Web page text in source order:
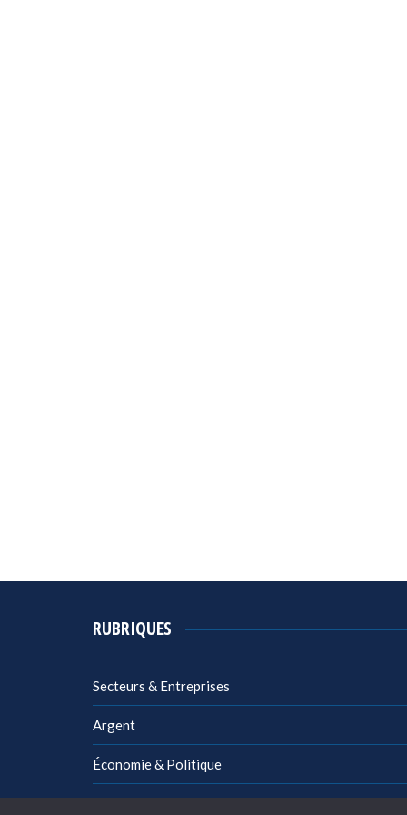
RUBRIQUES
Secteurs & Entreprises
Argent
Économie & Politique
Management